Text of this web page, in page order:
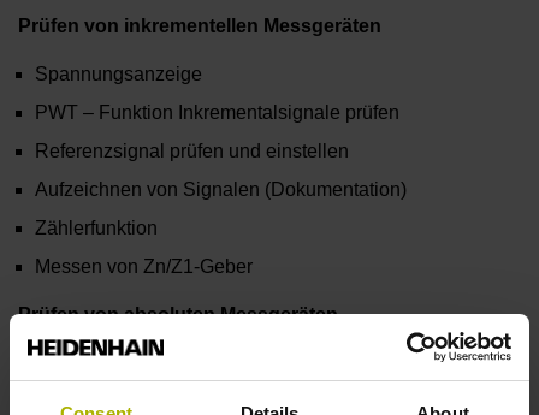
Prüfen von inkrementellen Messgeräten
Spannungsanzeige
PWT – Funktion Inkrementalsignale prüfen
Referenzsignal prüfen und einstellen
Aufzeichnen von Signalen (Dokumentation)
Zählerfunktion
Messen von Zn/Z1-Geber
Prüfen von absoluten Messgeräten
Positionsanzeige